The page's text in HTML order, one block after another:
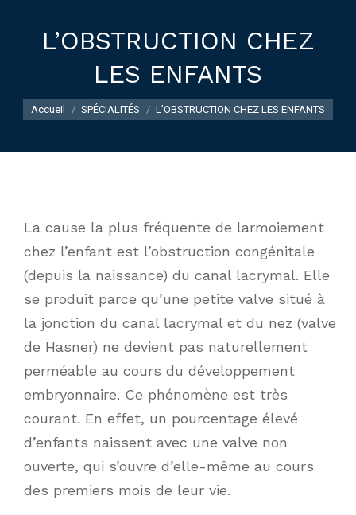
L’OBSTRUCTION CHEZ
LES ENFANTS
Vous êtes ici :
Accueil SPÉCIALITÉS L’OBSTRUCTION CHEZ LES ENFANTS
La cause la plus fréquente de larmoiement
chez l’enfant est l’obstruction congénitale
(depuis la naissance) du canal lacrymal. Elle
se produit parce qu’une petite valve situé à
la jonction du canal lacrymal et du nez (valve
de Hasner) ne devient pas naturellement
perméable au cours du développement
embryonnaire. Ce phénomène est très
courant. En effet, un pourcentage élevé
d’enfants naissent avec une valve non
ouverte, qui s’ouvre d’elle-même au cours
des premiers mois de leur vie.